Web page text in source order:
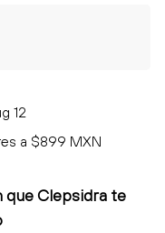
12
a $899 MXN
que Clepsidra te